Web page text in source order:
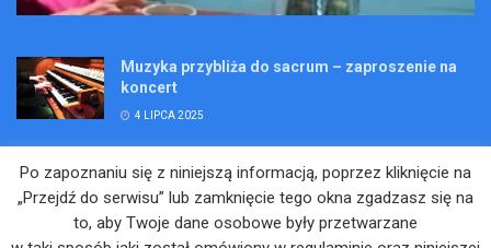
Muzyka przybliża do sacrum – zaproszenie na
koncert
4 LIPCA 2025
Kopalniane Ekspedycje
Po zapoznaniu się z niniejszą informacją, poprzez kliknięcie na
„Przejdź do serwisu” lub zamknięcie tego okna zgadzasz się na
to, aby Twoje dane osobowe były przetwarzane